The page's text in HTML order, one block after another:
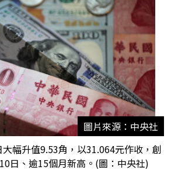
圖片來源：中央社
幅升值9.53角，以31.064元作收，創
日、逾15個月新高。(圖：中央社)